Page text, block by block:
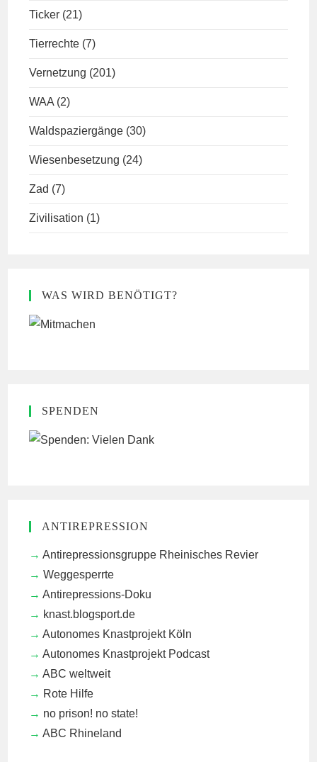
Ticker (21)
Tierrechte (7)
Vernetzung (201)
WAA (2)
Waldspaziergänge (30)
Wiesenbesetzung (24)
Zad (7)
Zivilisation (1)
WAS WIRD BENÖTIGT?
SPENDEN
ANTIREPRESSION
Antirepressionsgruppe Rheinisches Revier
Weggesperrte
Antirepressions-Doku
knast.blogsport.de
Autonomes Knastprojekt Köln
Autonomes Knastprojekt Podcast
ABC weltweit
Rote Hilfe
no prison! no state!
ABC Rhineland